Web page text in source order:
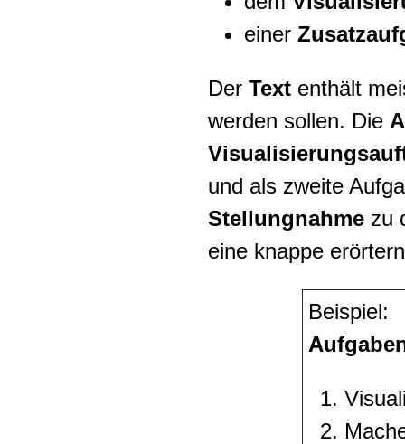
einer
Der Text enthält
werden sollen. Die
und als zweite
Stellungnahme zu
eine knappe
Beispiel: